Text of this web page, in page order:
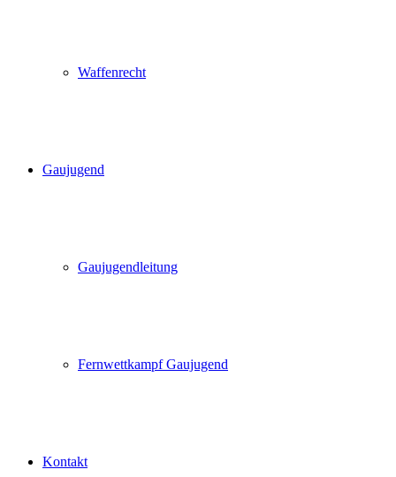
Waffenrecht
Gaujugend
Gaujugendleitung
Fernwettkampf Gaujugend
Kontakt